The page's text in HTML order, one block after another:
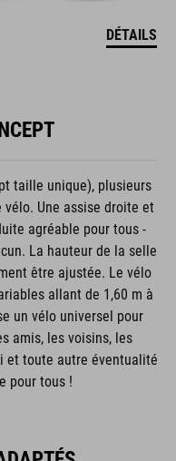
DÉTAILS
taille unique), plusieurs
Une assise droite et
agréable pour tous -
La hauteur de la selle
être ajustée. Le vélo
allant de 1,60 m à
un vélo universel pour
amis, les voisins, les
et toute autre éventualité
pour tous !